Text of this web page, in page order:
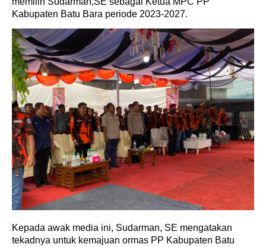
Kabupaten Batu Bara periode 2023-2027.
Kepada awak media ini, Sudarman, SE mengatakan
tekadnya untuk kemajuan ormas PP Kabupaten Batu